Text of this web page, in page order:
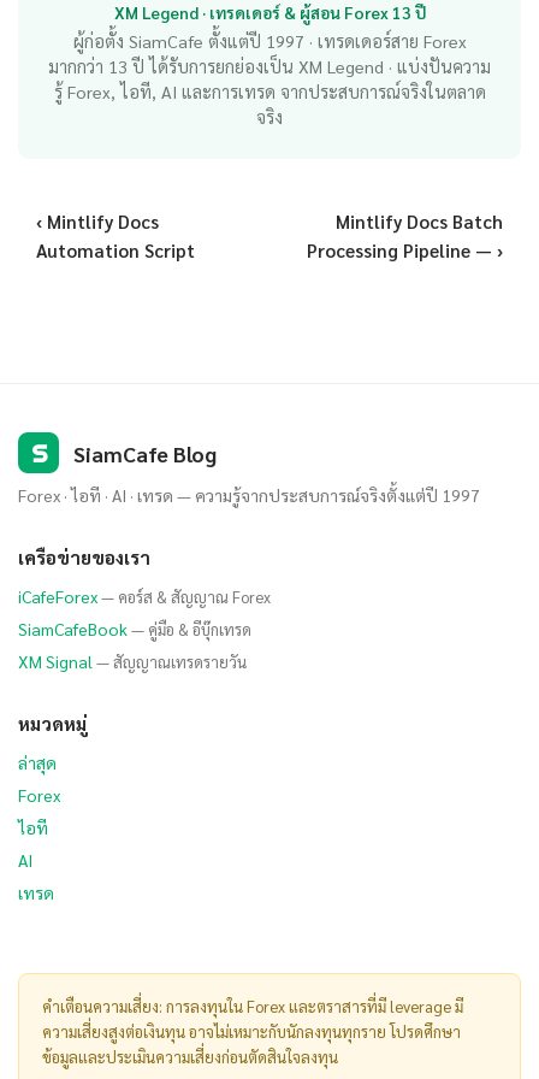
XM Legend · เทรดเดอร์ & ผู้สอน Forex 13 ปี
ผู้ก่อตั้ง SiamCafe ตั้งแต่ปี 1997 · เทรดเดอร์สาย Forex
มากกว่า 13 ปี ได้รับการยกย่องเป็น XM Legend · แบ่งปันความ
รู้ Forex, ไอที, AI และการเทรด จากประสบการณ์จริงในตลาด
จริง
‹ Mintlify Docs
Automation Script
Mintlify Docs Batch
Processing Pipeline — ›
S SiamCafe Blog
Forex · ไอที · AI · เทรด — ความรู้จากประสบการณ์จริงตั้งแต่ปี 1997
เครือข่ายของเรา
iCafeForex— คอร์ส & สัญญาณ Forex
SiamCafeBook— คู่มือ & อีบุ๊กเทรด
XM Signal — สัญญาณเทรดรายวัน
หมวดหมู่
ล่าสุด
Forex
ไอที
AI
เทรด
คำเตือนความเสี่ยง: การลงทุนใน Forex และตราสารที่มี leverage มี
ความเสี่ยงสูงต่อเงินทุน อาจไม่เหมาะกับนักลงทุนทุกราย โปรดศึกษา
ข้อมูลและประเมินความเสี่ยงก่อนตัดสินใจลงทุน